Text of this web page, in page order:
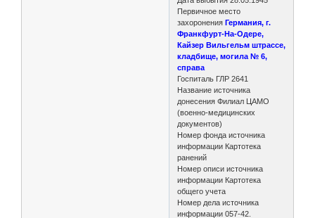
Первичное место
захороненияГермания, г.
Франкфурт-На-Одере,
Кайзер Вильгельм штрассе,
кладбище, могила № 6,
справа
Госпиталь ГЛР 2641
Название источника
донесения Филиал ЦАМО
(военно-медицинских
документов)
Номер фонда источника
информации Картотека
ранений
Номер описи источника
информации Картотека
общего учета
Номер дела источника
информации 057-42.